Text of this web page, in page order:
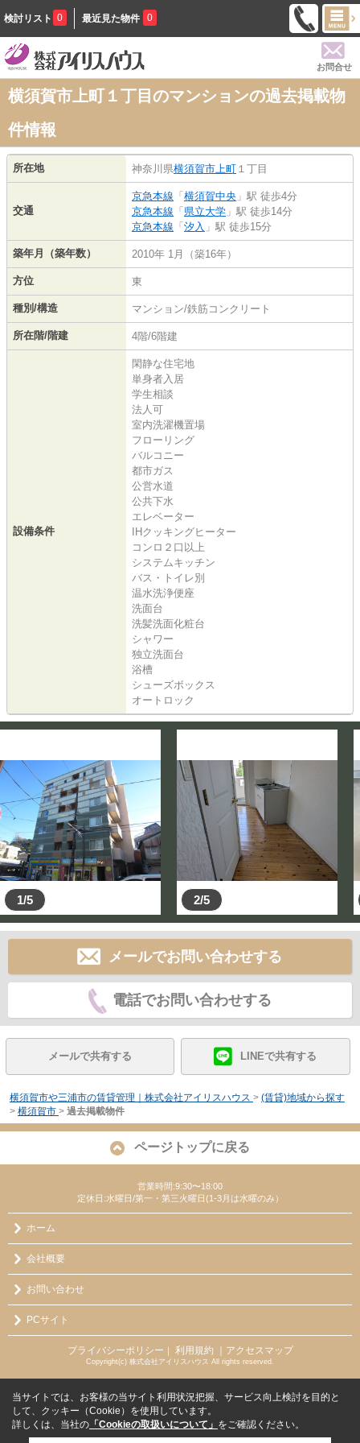
検討リスト 0 最近見た物件 0
お問合せ
横須賀市上町１丁目のマンションの過去掲載物
件情報
所在地 神奈川県横須賀市 上町 １丁目
交通
京急本線 「 横須賀中央 」駅 徒歩4分
京急本線 「 県立大学 」駅 徒歩14分
京急本線 「 汐入 」駅 徒歩15分
築年月（築年数） 2010年 1月（築16年）
方位 東
種別/構造 マンション/鉄筋コンクリート
所在階/階建 4階/6階建
設備条件
閑静な住宅地
単身者入居
学生相談
法人可
室内洗濯機置場
フローリング
バルコニー
都市ガス
公営水道
公共下水
エレベーター
IHクッキングヒーター
コンロ２口以上
システムキッチン
バス・トイレ別
温水洗浄便座
洗面台
洗髪洗面化粧台
シャワー
独立洗面台
浴槽
シューズボックス
オートロック
1/5 2/5
メールでお問い合わせする
電話でお問い合わせする
メールで共有する LINEで共有する
横須賀市や三浦市の賃貸管理｜株式会社アイリスハウス > (賃貸)地域から探す
> 横須賀市 > 過去掲載物件
ページトップに戻る
営業時間:9:30〜18:00
定休日:水曜日/第一・第三火曜日(1-3月は水曜のみ）
ホーム
会社概要
お問い合わせ
PCサイト
プライバシーポリシー ｜ 利用規約 ｜アクセスマップ
Copyright(c) 株式会社アイリスハウス All rights reserved.
当サイトでは、お客様の当サイト利用状況把握、サービス向上検討を目的と
して、クッキー（Cookie）を使用しています。
詳しくは、当社の 「Cookieの取扱いについて」 をご確認ください。